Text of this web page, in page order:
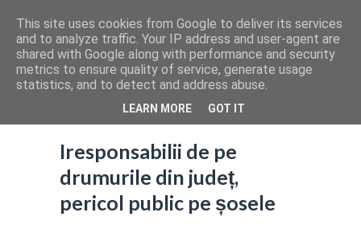
Iresponsabilii de pe
drumurile din județ,
pericol public pe șosele
This site uses cookies from Google to deliver its services
and to analyze traffic. Your IP address and user-agent are
shared with Google along with performance and security
metrics to ensure quality of service, generate usage
statistics, and to detect and address abuse.
LEARN MORE GOT IT